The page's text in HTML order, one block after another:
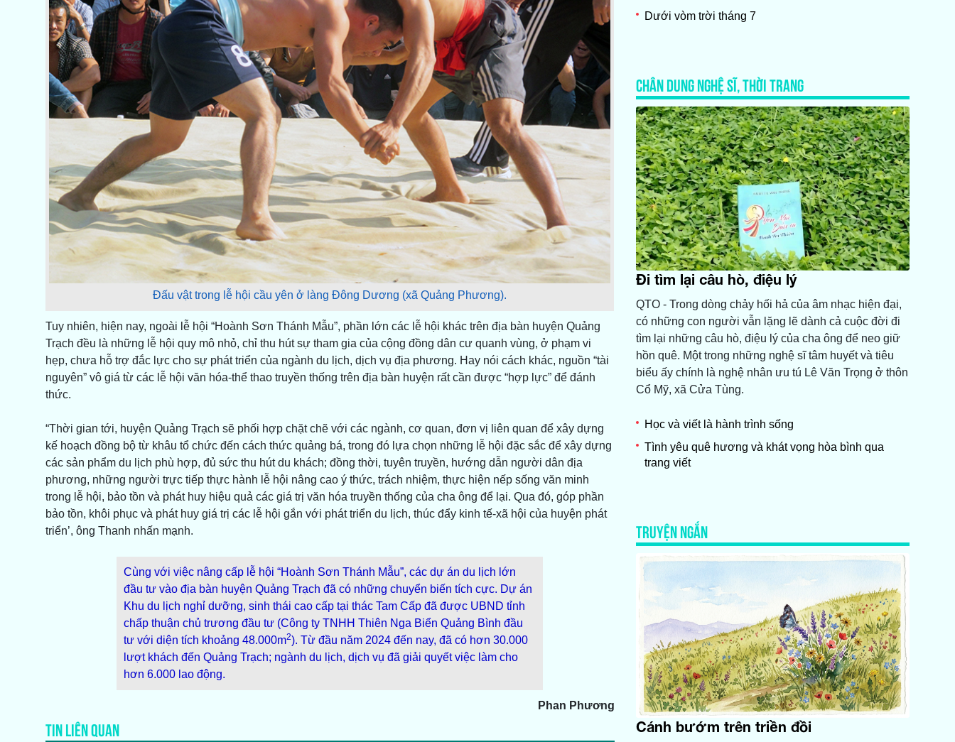
Đấu vật trong lễ hội cầu yên ở làng Đông Dương (xã Quảng Phương).
Tuy nhiên, hiện nay, ngoài lễ hội “Hoành Sơn Thánh Mẫu”, phần lớn các lễ hội khác trên địa bàn huyện Quảng
Trạch đều là những lễ hội quy mô nhỏ, chỉ thu hút sự tham gia của cộng đồng dân cư quanh vùng, ở phạm vi
hẹp, chưa hỗ trợ đắc lực cho sự phát triển của ngành du lịch, dịch vụ địa phương. Hay nói cách khác, nguồn “tài
nguyên” vô giá từ các lễ hội văn hóa-thể thao truyền thống trên địa bàn huyện rất cần được “hợp lực” để đánh
thức.
“Thời gian tới, huyện Quảng Trạch sẽ phối hợp chặt chẽ với các ngành, cơ quan, đơn vị liên quan để xây dựng
kế hoạch đồng bộ từ khâu tổ chức đến cách thức quảng bá, trong đó lựa chọn những lễ hội đặc sắc để xây dựng
các sản phẩm du lịch phù hợp, đủ sức thu hút du khách; đồng thời, tuyên truyền, hướng dẫn người dân địa
phương, những người trực tiếp thực hành lễ hội nâng cao ý thức, trách nhiệm, thực hiện nếp sống văn minh
trong lễ hội, bảo tồn và phát huy hiệu quả các giá trị văn hóa truyền thống của cha ông để lại. Qua đó, góp phần
bảo tồn, khôi phục và phát huy giá trị các lễ hội gắn với phát triển du lịch, thúc đẩy kinh tế-xã hội của huyện phát
triển’, ông Thanh nhấn mạnh.
Cùng với việc nâng cấp lễ hội “Hoành Sơn Thánh Mẫu”, các dự án du lịch lớn
đầu tư vào địa bàn huyện Quảng Trạch đã có những chuyển biến tích cực. Dự án
Khu du lịch nghỉ dưỡng, sinh thái cao cấp tại thác Tam Cấp đã được UBND tỉnh
chấp thuận chủ trương đầu tư (Công ty TNHH Thiên Nga Biển Quảng Bình đầu
tư với diện tích khoảng 48.000m2). Từ đầu năm 2024 đến nay, đã có hơn 30.000
lượt khách đến Quảng Trạch; ngành du lịch, dịch vụ đã giải quyết việc làm cho
hơn 6.000 lao động.
Phan Phương
TIN LIÊN QUAN
Dưới vòm trời tháng 7
CHÂN DUNG NGHỆ SĨ, THỜI TRANG
Đi tìm lại câu hò, điệu lý
QTO - Trong dòng chảy hối hả của âm nhạc hiện đại,
có những con người vẫn lặng lẽ dành cả cuộc đời đi
tìm lại những câu hò, điệu lý của cha ông để neo giữ
hồn quê. Một trong những nghệ sĩ tâm huyết và tiêu
biểu ấy chính là nghệ nhân ưu tú Lê Văn Trọng ở thôn
Cổ Mỹ, xã Cửa Tùng.
Học và viết là hành trình sống
Tình yêu quê hương và khát vọng hòa bình qua
trang viết
TRUYỆN NGẮN
Cánh bướm trên triền đồi